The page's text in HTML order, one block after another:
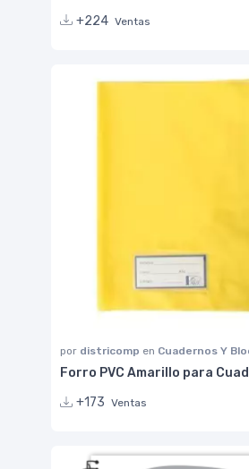
+224 Ventas
por districomp en Cuadernos Y
Forro PVC Amarillo para
+173 Ventas